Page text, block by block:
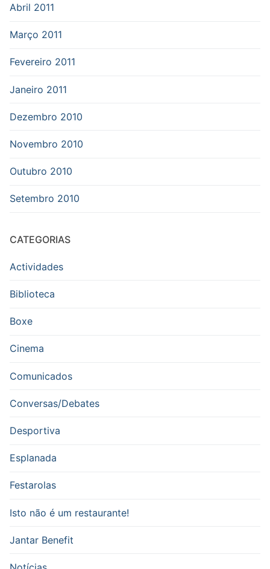
Abril 2011
Março 2011
Fevereiro 2011
Janeiro 2011
Dezembro 2010
Novembro 2010
Outubro 2010
Setembro 2010
CATEGORIAS
Actividades
Biblioteca
Boxe
Cinema
Comunicados
Conversas/Debates
Desportiva
Esplanada
Festarolas
Isto não é um restaurante!
Jantar Benefit